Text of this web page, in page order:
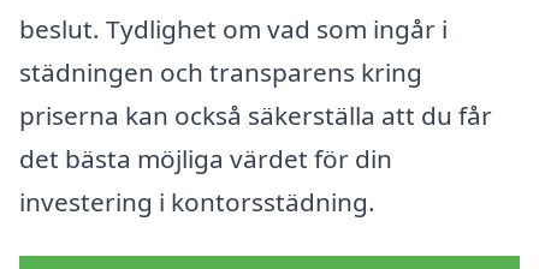
beslut. Tydlighet om vad som ingår i
städningen och transparens kring
priserna kan också säkerställa att du får
det bästa möjliga värdet för din
investering i kontorsstädning.